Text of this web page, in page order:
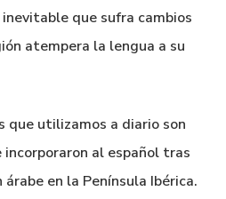
que sufra cambios
atempera la lengua a su
que utilizamos a diario son
incorporaron al español tras
en la Península Ibérica.